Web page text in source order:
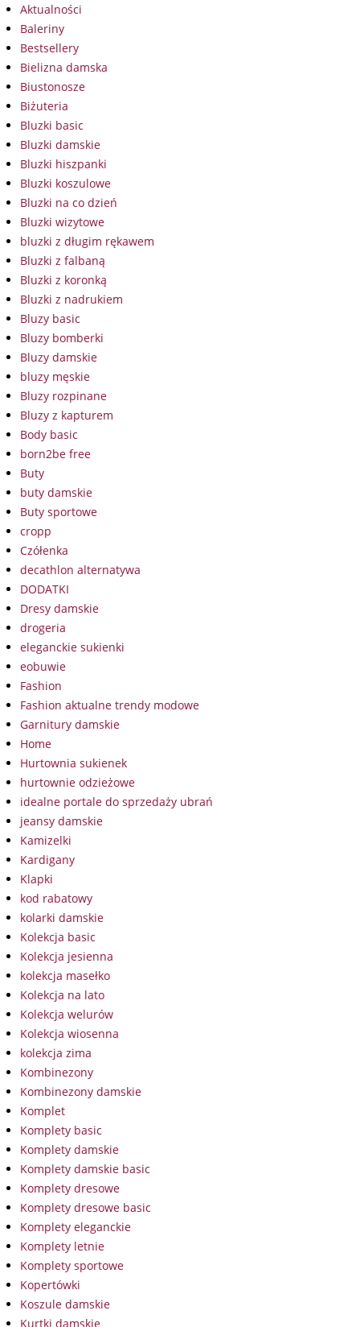
Aktualności
Baleriny
Bestsellery
Bielizna damska
Biustonosze
Biżuteria
Bluzki basic
Bluzki damskie
Bluzki hiszpanki
Bluzki koszulowe
Bluzki na co dzień
Bluzki wizytowe
bluzki z długim rękawem
Bluzki z falbaną
Bluzki z koronką
Bluzki z nadrukiem
Bluzy basic
Bluzy bomberki
Bluzy damskie
bluzy męskie
Bluzy rozpinane
Bluzy z kapturem
Body basic
born2be free
Buty
buty damskie
Buty sportowe
cropp
Czółenka
decathlon alternatywa
DODATKI
Dresy damskie
drogeria
eleganckie sukienki
eobuwie
Fashion
Fashion aktualne trendy modowe
Garnitury damskie
Home
Hurtownia sukienek
hurtownie odzieżowe
idealne portale do sprzedaży ubrań
jeansy damskie
Kamizelki
Kardigany
Klapki
kod rabatowy
kolarki damskie
Kolekcja basic
Kolekcja jesienna
kolekcja masełko
Kolekcja na lato
Kolekcja welurów
Kolekcja wiosenna
kolekcja zima
Kombinezony
Kombinezony damskie
Komplet
Komplety basic
Komplety damskie
Komplety damskie basic
Komplety dresowe
Komplety dresowe basic
Komplety eleganckie
Komplety letnie
Komplety sportowe
Kopertówki
Koszule damskie
Kurtki damskie